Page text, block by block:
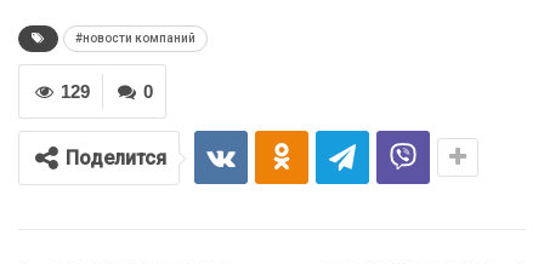
#новости компаний
0
129
Поделится